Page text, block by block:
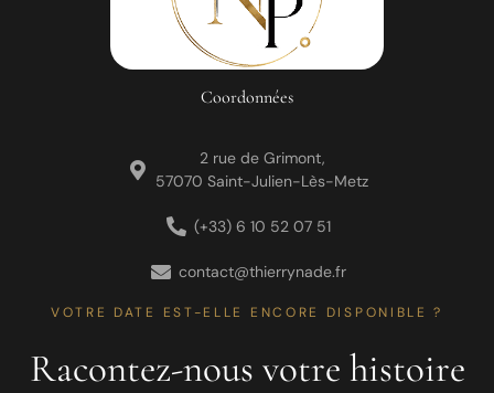
Coordonnées
2 rue de Grimont,
57070 Saint-Julien-Lès-Metz
(+33) 6 10 52 07 51
contact@thierrynade.fr
VOTRE DATE EST-ELLE ENCORE DISPONIBLE ?
Racontez-nous votre histoire